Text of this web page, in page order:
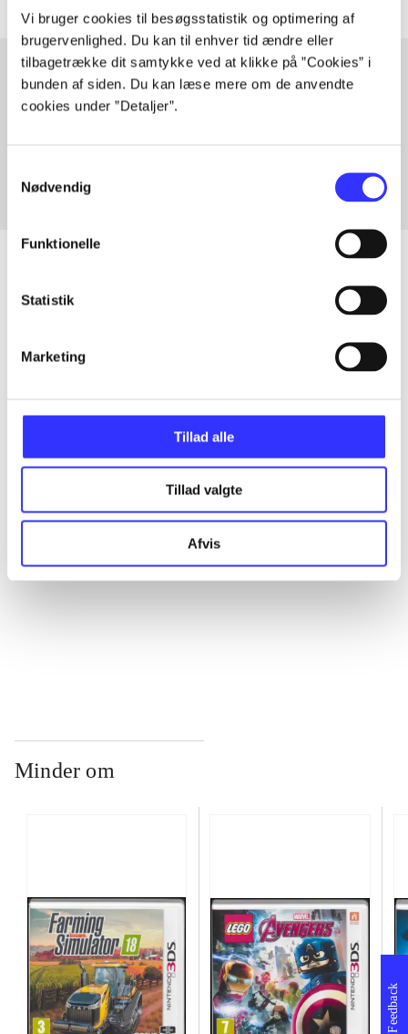
Vi bruger cookies til besøgsstatistik og optimering af
brugervenlighed. Du kan til enhver tid ændre eller
tilbagetrække dit samtykke ved at klikke på ”Cookies” i
bunden af siden. Du kan læse mere om de anvendte
cookies under ”Detaljer”.
Nødvendig
Funktionelle
Statistik
Marketing
Tillad alle
Tillad valgte
Afvis
Artikler med samme emner
...
...
Minder om
Feedback